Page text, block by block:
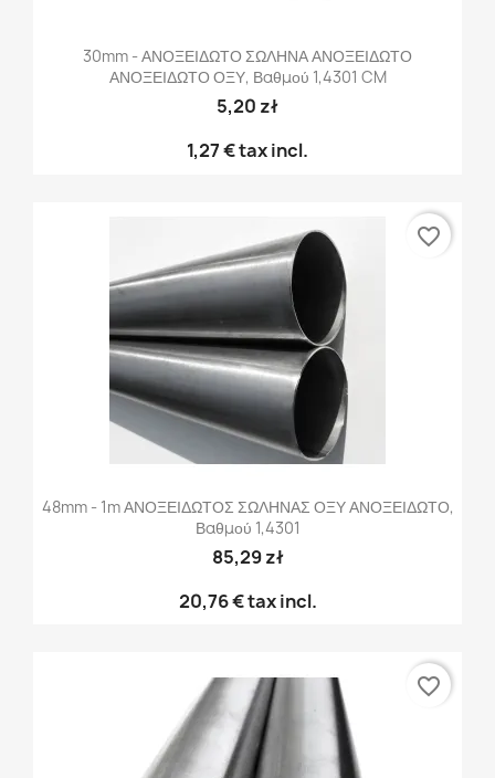
30mm - ΑΝΟΞΕΙΔΩΤΟ ΣΩΛΗΝΑ ΑΝΟΞΕΙΔΩΤΟ
ΑΝΟΞΕΙΔΩΤΟ ΟΞΥ, Βαθμού 1,4301 CM
5,20 zł
1,27 €tax incl.
48mm - 1m ΑΝΟΞΕΙΔΩΤΟΣ ΣΩΛΗΝΑΣ ΟΞΥ ΑΝΟΞΕΙΔΩΤΟ,
Βαθμού 1,4301
85,29 zł
20,76 €tax incl.
favorite_border
favorite_border